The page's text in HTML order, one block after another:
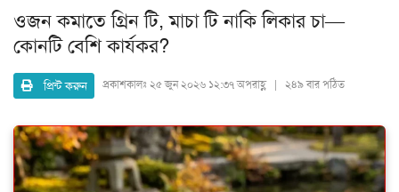
ওজন কমাতে গ্রিন টি, মাচা টি নাকি লিকার চা—
কোনটি বেশি কার্যকর?
প্রিন্ট করুন প্রকাশকালঃ ২৫ জুন ২০২৬ ১২:৩৭ অপরাহ্ণ | ২৪৯ বার পঠিত